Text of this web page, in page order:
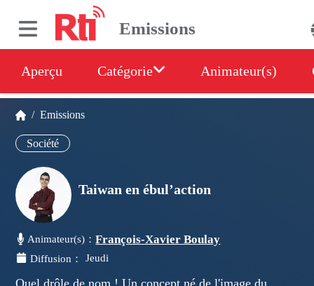
Emissions
Aperçu Catégorie Animateur(s)
/Emissions
Société
Taiwan en ébul’action
Animateur(s)：François-Xavier Boulay
Diffusion： Jeudi
Quel drôle de nom ! Un concept né de l'image du